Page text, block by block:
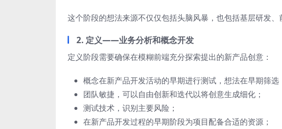
这个阶段的想法来源不仅仅包括头脑风暴，也包括基层研发、
2. 定义——业务分析和概念开发
定义阶段需要确保在模糊前端充分探索提出的新产品创意：
概念在新产品开发活动的早期进行测试，想法在早期筛选
团队敏捷，可以自由创新和迭代以将创意生成细化；
测试技术，识别主要风险；
在新产品开发过程的早期阶段为项目配备合适的资源；